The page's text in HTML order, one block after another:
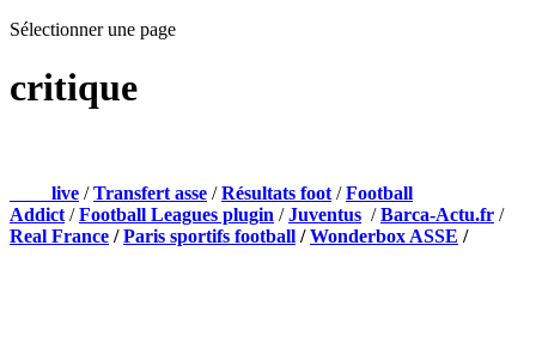
Sélectionner une page
critique
live /Transfert asse /Résultats foot /Football
Addict /Football Leagues plugin /Juventus /Barca-Actu.fr /
Real France /Paris sportifs football /Wonderbox ASSE /